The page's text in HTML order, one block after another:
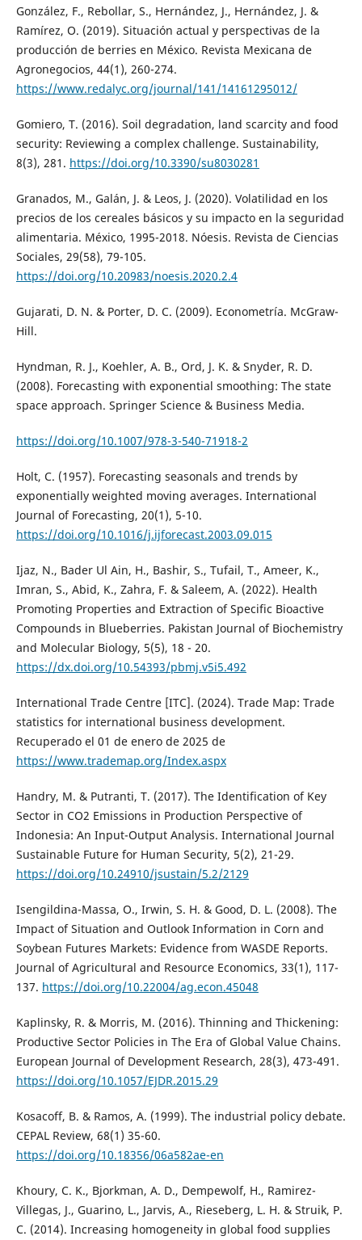
González, F., Rebollar, S., Hernández, J., Hernández, J. &
Ramírez, O. (2019). Situación actual y perspectivas de la
producción de berries en México. Revista Mexicana de
Agronegocios, 44(1), 260-274.
https://www.redalyc.org/journal/141/14161295012/
Gomiero, T. (2016). Soil degradation, land scarcity and food
security: Reviewing a complex challenge. Sustainability,
8(3), 281. https://doi.org/10.3390/su8030281
Granados, M., Galán, J. & Leos, J. (2020). Volatilidad en los
precios de los cereales básicos y su impacto en la seguridad
alimentaria. México, 1995-2018. Nóesis. Revista de Ciencias
Sociales, 29(58), 79-105.
https://doi.org/10.20983/noesis.2020.2.4
Gujarati, D. N. & Porter, D. C. (2009). Econometría. McGraw-
Hill.
Hyndman, R. J., Koehler, A. B., Ord, J. K. & Snyder, R. D.
(2008). Forecasting with exponential smoothing: The state
space approach. Springer Science & Business Media.
https://doi.org/10.1007/978-3-540-71918-2
Holt, C. (1957). Forecasting seasonals and trends by
exponentially weighted moving averages. International
Journal of Forecasting, 20(1), 5-10.
https://doi.org/10.1016/j.ijforecast.2003.09.015
Ijaz, N., Bader Ul Ain, H., Bashir, S., Tufail, T., Ameer, K.,
Imran, S., Abid, K., Zahra, F. & Saleem, A. (2022). Health
Promoting Properties and Extraction of Specific Bioactive
Compounds in Blueberries. Pakistan Journal of Biochemistry
and Molecular Biology, 5(5), 18 - 20.
https://dx.doi.org/10.54393/pbmj.v5i5.492
International Trade Centre [ITC]. (2024). Trade Map: Trade
statistics for international business development.
Recuperado el 01 de enero de 2025 de
https://www.trademap.org/Index.aspx
Handry, M. & Putranti, T. (2017). The Identification of Key
Sector in CO2 Emissions in Production Perspective of
Indonesia: An Input-Output Analysis. International Journal
Sustainable Future for Human Security, 5(2), 21-29.
https://doi.org/10.24910/jsustain/5.2/2129
Isengildina-Massa, O., Irwin, S. H. & Good, D. L. (2008). The
Impact of Situation and Outlook Information in Corn and
Soybean Futures Markets: Evidence from WASDE Reports.
Journal of Agricultural and Resource Economics, 33(1), 117-
137. https://doi.org/10.22004/ag.econ.45048
Kaplinsky, R. & Morris, M. (2016). Thinning and Thickening:
Productive Sector Policies in The Era of Global Value Chains.
European Journal of Development Research, 28(3), 473-491.
https://doi.org/10.1057/EJDR.2015.29
Kosacoff, B. & Ramos, A. (1999). The industrial policy debate.
CEPAL Review, 68(1) 35-60.
https://doi.org/10.18356/06a582ae-en
Khoury, C. K., Bjorkman, A. D., Dempewolf, H., Ramirez-
Villegas, J., Guarino, L., Jarvis, A., Rieseberg, L. H. & Struik, P.
C. (2014). Increasing homogeneity in global food supplies